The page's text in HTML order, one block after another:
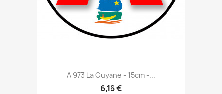
A 973 La Guyane - 15cm -...
6,16 €